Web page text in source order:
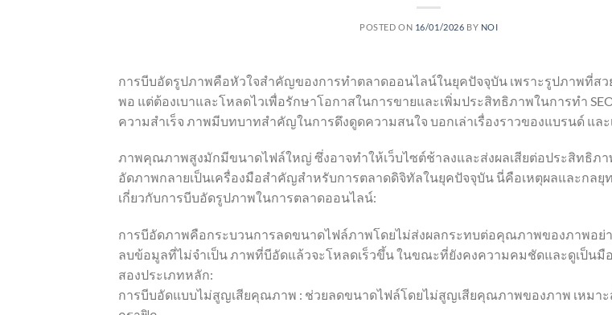
POSTED ON 16/01/2026 BY NOI
การบีบอัดรูปภาพคือหัวใจสำคัญของการทำตลาดออนไลน์ในยุคปัจจุบัน เพราะรูปภาพที่สวย
พอ แต่ต้องเบาและโหลดไวเพื่อรักษาโอกาสในการขายและเพิ่มประสิทธิภาพในการทำ
ความสำเร็จ ภาพมีบทบาทสำคัญในการดึงดูดความสนใจ บอกเล่าเรื่องราวของแบรนด์ แล
ภาพคุณภาพสูงมักมีขนาดไฟล์ใหญ่ ซึ่งอาจทำให้เว็บไซต์ช้าลงและส่งผลเสียต่อประสิทธิภ
อัดภาพกลายเป็นเครื่องมือสำคัญสำหรับการตลาดดิจิทัลในยุคปัจจุบัน นี่คือเหตุผลและกล
เกี่ยวกับการบีบอัดรูปภาพในการตลาดออนไลน์:
การบีอัดภาพคือกระบวนการลดขนาดไฟล์ภาพโดยไม่ส่งผลกระทบต่อคุณภาพของภาพอย่
ลบข้อมูลที่ไม่จำเป็น ภาพที่บีอัดแล้วจะโหลดเร็วขึ้น ในขณะที่ยังคงความคมชัดและดูเป็นมื
สองประเภทหลัก:
การบีบอัดแบบไม่สูญเสียคุณภาพ : ช่วยลดขนาดไฟล์โดยไม่สูญเสียคุณภาพของภาพ เหมา